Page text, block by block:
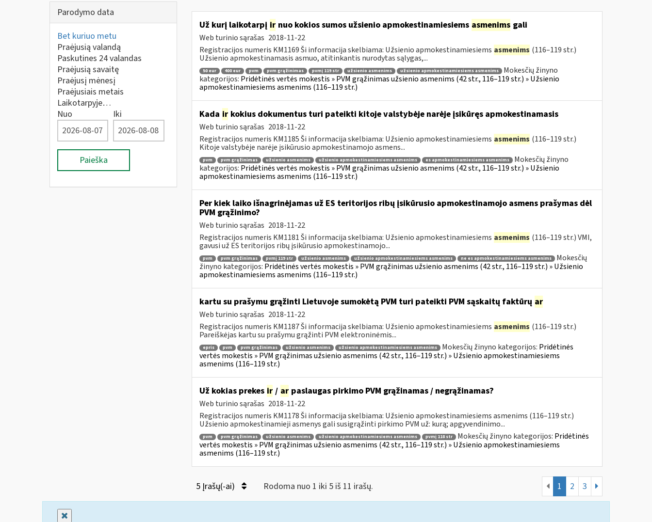
Parodymo data
Bet kuriuo metu
Praėjusią valandą
Paskutines 24 valandas
Praėjusią savaitę
Praėjusį mėnesį
Praėjusiais metais
Laikotarpyje…
Nuo
Iki
Paieška
Už kurį laikotarpį irnuo kokios sumos užsienio apmokestinamiesiems asmenims gali
Web turinio sąrašas 2018-11-22
Registracijos numeris KM1169 Ši informacija skelbiama: Užsienio apmokestinamiesiems asmenims (116–119 str.)
Užsienio apmokestinamasis asmuo, atitinkantis nurodytas sąlygas,...
50 eur 400 eur pvm pvm grąžinimas pvmį 119 str užsienio asmenims užsienio apmokestinamiesiems asmenims
Mokesčių žinyno
kategorijos: Pridėtinės vertės mokestis » PVM grąžinimas užsienio asmenims (42 str., 116–119 str.) » Užsienio
apmokestinamiesiems asmenims (116–119 str.)
Kada irkokius dokumentus turi pateikti kitoje valstybėje narėje įsikūręs apmokestinamasis
Web turinio sąrašas 2018-11-22
Registracijos numeris KM1185 Ši informacija skelbiama: Užsienio apmokestinamiesiems asmenims (116–119 str.)
Kitoje valstybėje narėje įsikūrusio apmokestinamojo asmens...
pvm pvm grąžinimas užsienio asmenims užsienio apmokestinamiesiems asmenims es apmokestinamiesiems asmenims
Mokesčių žinyno
kategorijos: Pridėtinės vertės mokestis » PVM grąžinimas užsienio asmenims (42 str., 116–119 str.) » Užsienio
apmokestinamiesiems asmenims (116–119 str.)
Per kiek laiko išnagrinėjamas už ES teritorijos ribų įsikūrusio apmokestinamojo asmens prašymas dėl
PVM grąžinimo?
Web turinio sąrašas 2018-11-22
Registracijos numeris KM1181 Ši informacija skelbiama: Užsienio apmokestinamiesiems asmenims (116–119 str.) VMI,
gavusi už ES teritorijos ribų įsikūrusio apmokestinamojo...
pvm pvm grąžinimas pvmį 119 str užsienio asmenims užsienio apmokestinamiesiems asmenims ne es apmokestinamiesiems asmenims
Mokesčių
žinyno kategorijos: Pridėtinės vertės mokestis » PVM grąžinimas užsienio asmenims (42 str., 116–119 str.) » Užsienio
apmokestinamiesiems asmenims (116–119 str.)
kartu su prašymu grąžinti Lietuvoje sumokėtą PVM turi pateikti PVM sąskaitų faktūrų ar
Web turinio sąrašas 2018-11-22
Registracijos numeris KM1187 Ši informacija skelbiama: Užsienio apmokestinamiesiems asmenims (116–119 str.)
Pareiškėjas kartu su prašymu grąžinti PVM elektroninėmis...
epris pvm pvm grąžinimas užsienio asmenims užsienio apmokestinamiesiems asmenims Mokesčių žinyno kategorijos: Pridėtinės
vertės mokestis » PVM grąžinimas užsienio asmenims (42 str., 116–119 str.) » Užsienio apmokestinamiesiems
asmenims (116–119 str.)
Už kokias prekes ir/ arpaslaugas pirkimo PVM grąžinamas / negrąžinamas?
Web turinio sąrašas 2018-11-22
Registracijos numeris KM1178 Ši informacija skelbiama: Užsienio apmokestinamiesiems asmenims (116–119 str.)
Užsienio apmokestinamieji asmenys gali susigrąžinti pirkimo PVM už: kurą; apgyvendinimo...
pvm pvm grąžinimas užsienio asmenims užsienio apmokestinamiesiems asmenims pvmį 118 str Mokesčių žinyno kategorijos: Pridėtinės
vertės mokestis » PVM grąžinimas užsienio asmenims (42 str., 116–119 str.) » Užsienio apmokestinamiesiems
asmenims (116–119 str.)
5 Įrašų(-ai) Rodoma nuo 1 iki 5 iš 11 irašų. 1 2 3